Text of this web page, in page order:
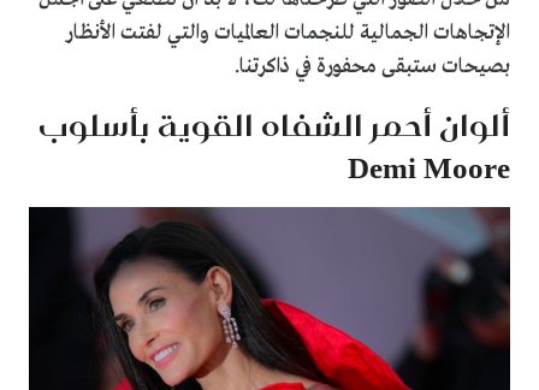
الإتجاهات الجمالية للنجمات العالميات والتي لفتت الأنظار
بصيحات ستبقى محفورة في ذاكرتنا.
ألوان أحمر الشفاه القوية بأسلوب
Demi Moore